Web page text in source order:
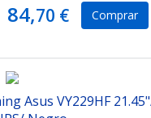
84,70 € Comprar
Asus VY229HF